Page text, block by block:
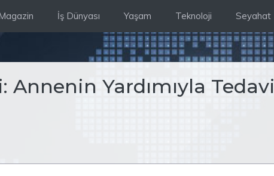
İş Dünyası Yaşam Teknoloji Seyahat
Annenin Yardımıyla Tedavi